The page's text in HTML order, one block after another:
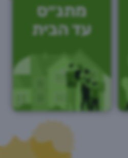
מתנ״ס
עד הבית